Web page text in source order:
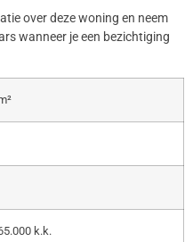
over deze woning en neem
wanneer je een bezichtiging
k.k.